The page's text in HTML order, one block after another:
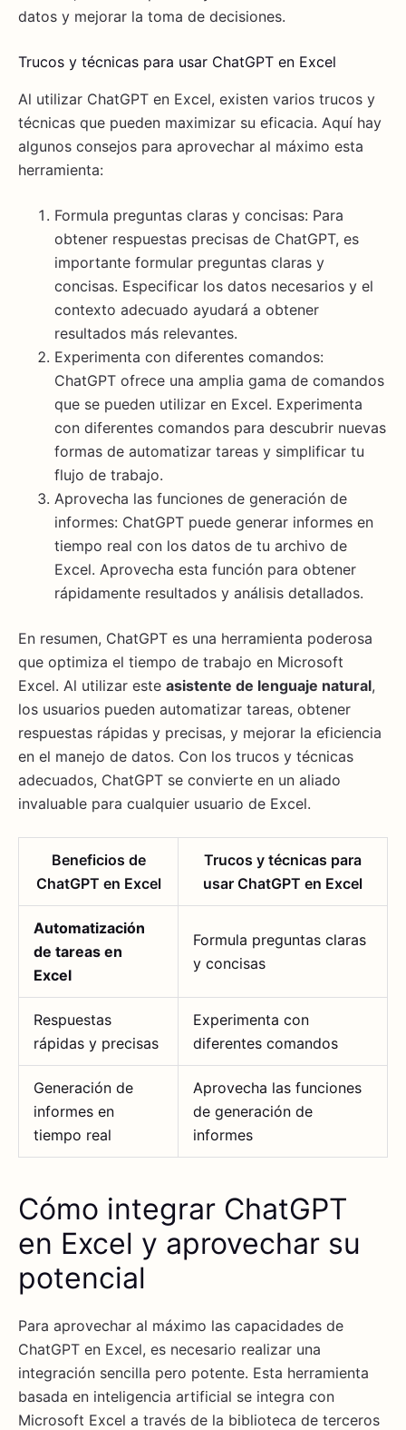
datos y mejorar la toma de decisiones.
Trucos y técnicas para usar ChatGPT en Excel
Al utilizar ChatGPT en Excel, existen varios trucos y
técnicas que pueden maximizar su eficacia. Aquí hay
algunos consejos para aprovechar al máximo esta
herramienta:
Formula preguntas claras y concisas: Para
obtener respuestas precisas de ChatGPT, es
importante formular preguntas claras y
concisas. Especificar los datos necesarios y el
contexto adecuado ayudará a obtener
resultados más relevantes.
Experimenta con diferentes comandos:
ChatGPT ofrece una amplia gama de comandos
que se pueden utilizar en Excel. Experimenta
con diferentes comandos para descubrir nuevas
formas de automatizar tareas y simplificar tu
flujo de trabajo.
Aprovecha las funciones de generación de
informes: ChatGPT puede generar informes en
tiempo real con los datos de tu archivo de
Excel. Aprovecha esta función para obtener
rápidamente resultados y análisis detallados.
En resumen, ChatGPT es una herramienta poderosa
que optimiza el tiempo de trabajo en Microsoft
Excel. Al utilizar este asistente de lenguaje natural,
los usuarios pueden automatizar tareas, obtener
respuestas rápidas y precisas, y mejorar la eficiencia
en el manejo de datos. Con los trucos y técnicas
adecuados, ChatGPT se convierte en un aliado
invaluable para cualquier usuario de Excel.
Beneficios de
ChatGPT en Excel
Trucos y técnicas para
usar ChatGPT en Excel
Automatización
de tareas en
Excel
Formula preguntas claras
y concisas
Respuestas
rápidas y precisas
Experimenta con
diferentes comandos
Generación de
informes en
tiempo real
Aprovecha las funciones
de generación de
informes
Cómo integrar ChatGPT
en Excel y aprovechar su
potencial
Para aprovechar al máximo las capacidades de
ChatGPT en Excel, es necesario realizar una
integración sencilla pero potente. Esta herramienta
basada en inteligencia artificial se integra con
Microsoft Excel a través de la biblioteca de terceros